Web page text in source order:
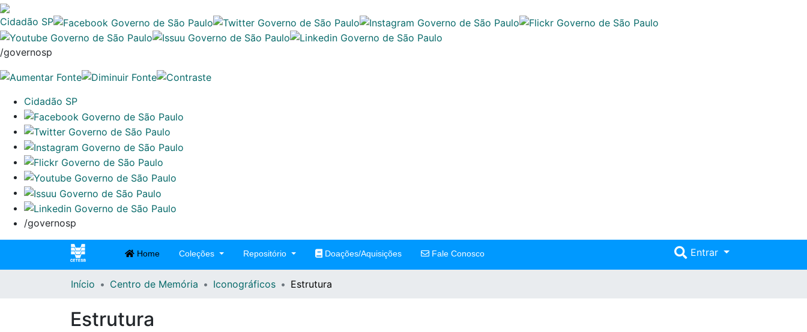
Cidadão SP
/governosp
Cidadão SP
/governosp
Entrar
Home Coleções Repositório Doações/Aquisições Fale Conosco
Início Centro de Memória Iconográficos Estrutura
Estrutura